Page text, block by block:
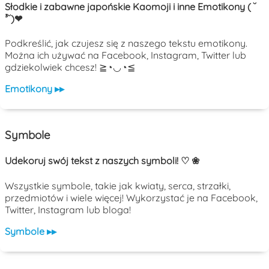
Słodkie i zabawne japońskie Kaomoji i inne Emotikony ( ˘
³˘)❤
Podkreślić, jak czujesz się z naszego tekstu emotikony.
Można ich używać na Facebook, Instagram, Twitter lub
gdziekolwiek chcesz! ≧◔◡◔≦
Emotikony ▸▸
Symbole
Udekoruj swój tekst z naszych symboli! ♡ ❀
Wszystkie symbole, takie jak kwiaty, serca, strzałki,
przedmiotów i wiele więcej! Wykorzystać je na Facebook,
Twitter, Instagram lub bloga!
Symbole ▸▸